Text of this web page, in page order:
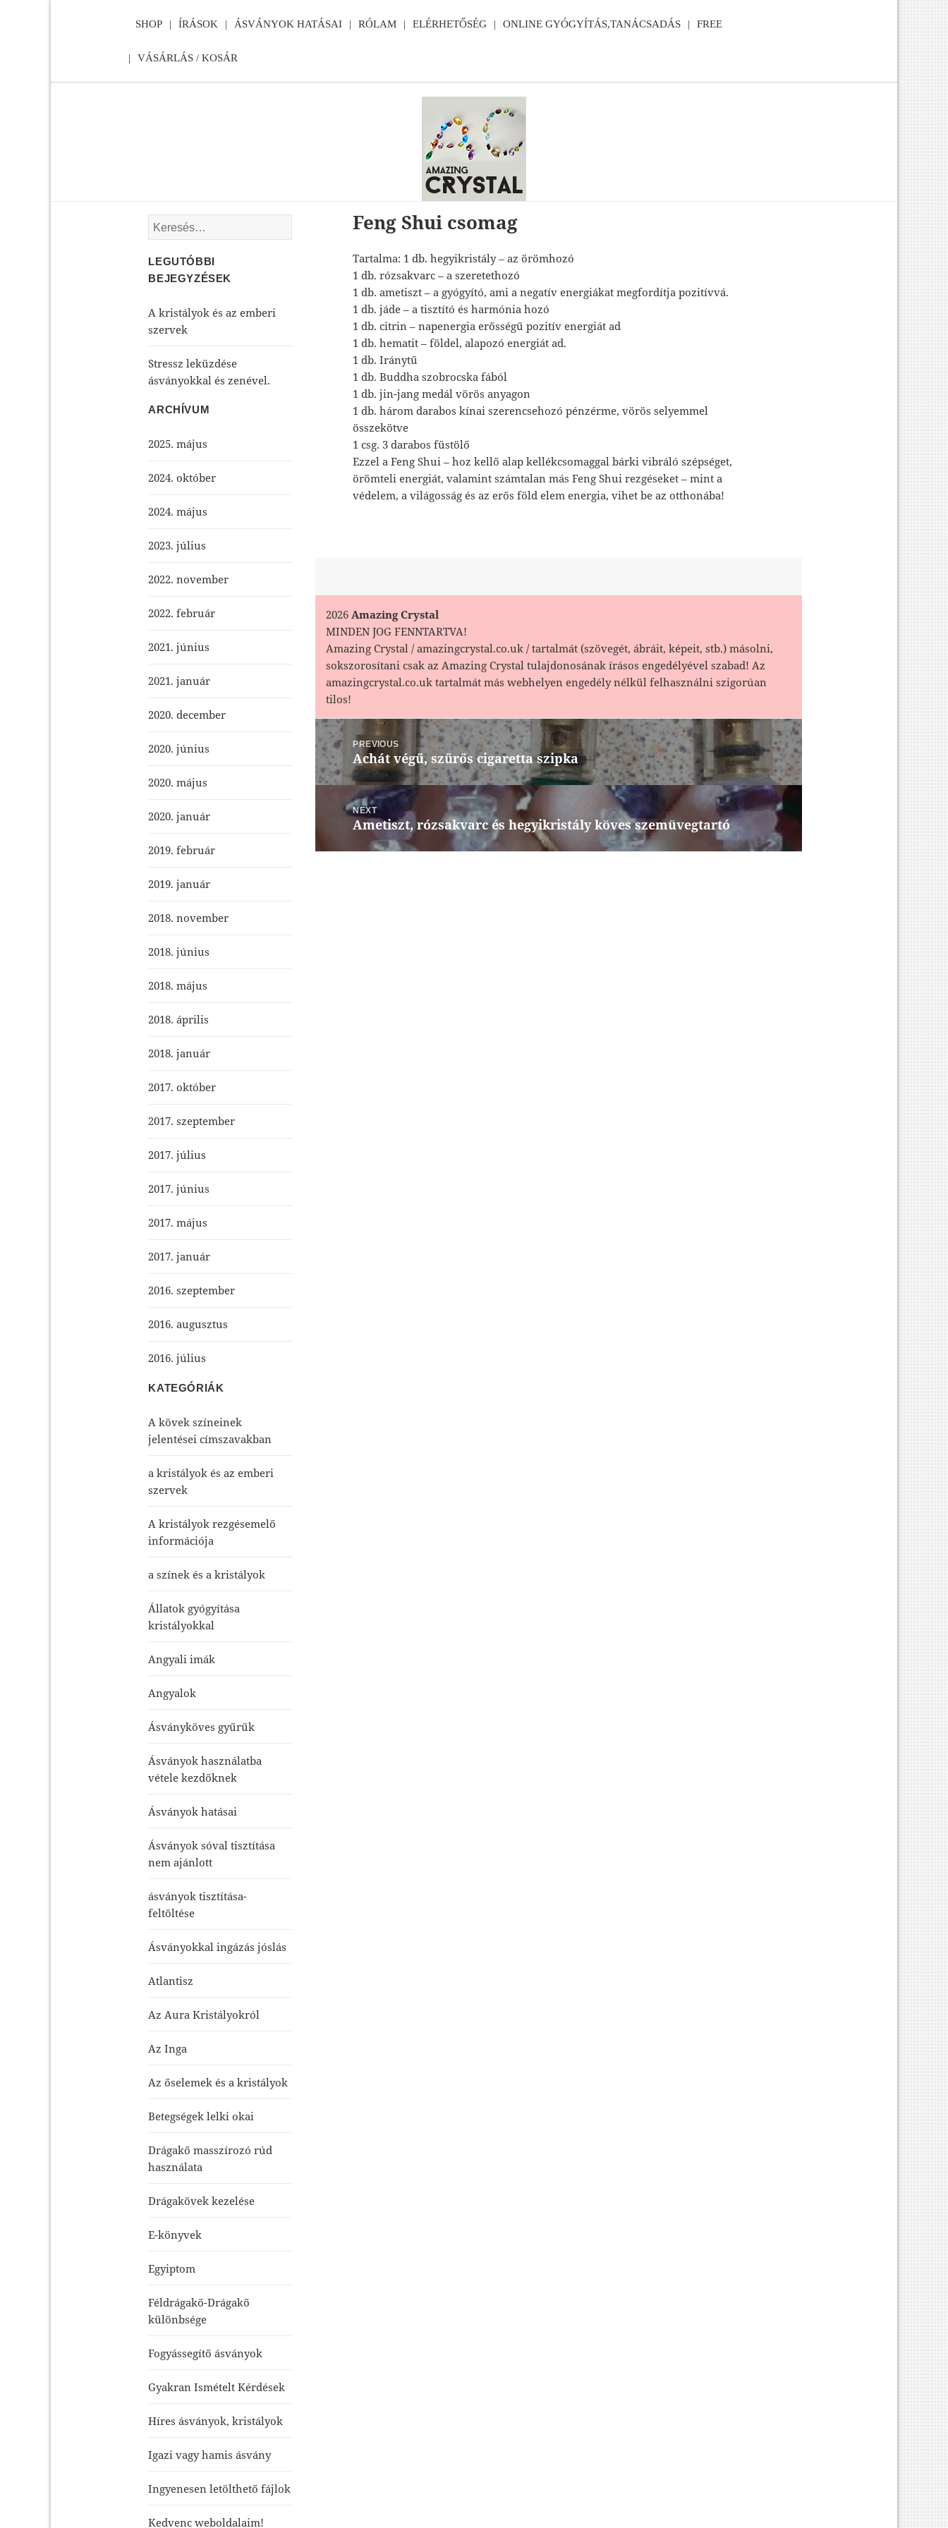
SHOP ÍRÁSOK ÁSVÁNYOK HATÁSAI RÓLAM ELÉRHETŐSÉG ONLINE GYÓGYÍTÁS,TANÁCSADÁS FREE
VÁSÁRLÁS / KOSÁR
Feng Shui csomag
Tartalma: 1 db. hegyikristály – az örömhozó
1 db. rózsakvarc – a szeretethozó
1 db. ametiszt – a gyógyító, ami a negatív energiákat megfordítja pozitívvá.
1 db. jáde – a tisztító és harmónia hozó
1 db. citrin – napenergia erősségű pozitív energiát ad
1 db. hematit – földel, alapozó energiát ad.
1 db. Iránytű
1 db. Buddha szobrocska fából
1 db. jin-jang medál vörös anyagon
1 db. három darabos kínai szerencsehozó pénzérme, vörös selyemmel
összekötve
1 csg. 3 darabos füstölő
Ezzel a Feng Shui – hoz kellő alap kellékcsomaggal bárki vibráló szépséget,
örömteli energiát, valamint számtalan más Feng Shui rezgéseket – mint a
védelem, a világosság és az erős föld elem energia, vihet be az otthonába!
2026 Amazing Crystal
MINDEN JOG FENNTARTVA!
Amazing Crystal / amazingcrystal.co.uk / tartalmát (szövegét, ábráit, képeit, stb.) másolni,
sokszorosítani csak az Amazing Crystal tulajdonosának írásos engedélyével szabad! Az
amazingcrystal.co.uk tartalmát más webhelyen engedély nélkül felhasználni szigorúan
tilos!
Bejegyzés
navigációPREVIOUS
Previous
post:
Achát végű, szűrős cigaretta szipka
NEXT
Next
post:
Ametiszt, rózsakvarc és hegyikristály köves szemüvegtartó
Keresés:
LEGUTÓBBI
BEJEGYZÉSEK
A kristályok és az emberi
szervek
Stressz leküzdése
ásványokkal és zenével.
ARCHÍVUM
2025. május
2024. október
2024. május
2023. július
2022. november
2022. február
2021. június
2021. január
2020. december
2020. június
2020. május
2020. január
2019. február
2019. január
2018. november
2018. június
2018. május
2018. április
2018. január
2017. október
2017. szeptember
2017. július
2017. június
2017. május
2017. január
2016. szeptember
2016. augusztus
2016. július
KATEGÓRIÁK
A kövek színeinek
jelentései címszavakban
a kristályok és az emberi
szervek
A kristályok rezgésemelő
információja
a színek és a kristályok
Állatok gyógyítása
kristályokkal
Angyali imák
Angyalok
Ásványköves gyűrűk
Ásványok használatba
vétele kezdőknek
Ásványok hatásai
Ásványok sóval tisztítása
nem ajánlott
ásványok tisztítása-
feltöltése
Ásványokkal ingázás jóslás
Atlantisz
Az Aura Kristályokról
Az Inga
Az őselemek és a kristályok
Betegségek lelki okai
Drágakő masszírozó rúd
használata
Drágakövek kezelése
E-könyvek
Egyiptom
Féldrágakő-Drágakő
különbsége
Fogyássegítő ásványok
Gyakran Ismételt Kérdések
Híres ásványok, kristályok
Igazi vagy hamis ásvány
Ingyenesen letölthető fájlok
Kedvenc weboldalaim!